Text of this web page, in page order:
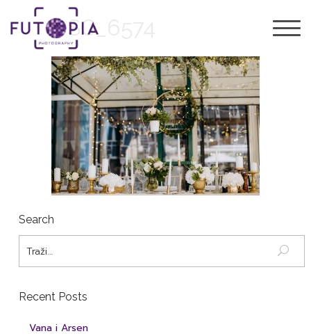
DSC_6574
Search
Recent Posts
Vana i Arsen